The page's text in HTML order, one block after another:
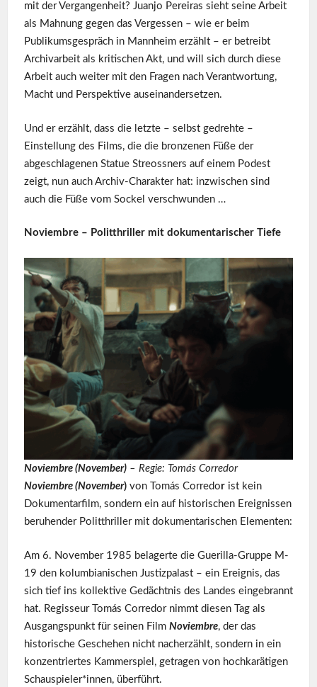
mit der Vergangenheit? Juanjo Pereiras sieht seine Arbeit
als Mahnung gegen das Vergessen – wie er beim
Publikumsgespräch in Mannheim erzählt – er betreibt
Archivarbeit als kritischen Akt, und will sich durch diese
Arbeit auch weiter mit den Fragen nach Verantwortung,
Macht und Perspektive auseinandersetzen.
Und er erzählt, dass die letzte – selbst gedrehte –
Einstellung des Films, die die bronzenen Füße der
abgeschlagenen Statue Streossners auf einem Podest
zeigt, nun auch Archiv-Charakter hat: inzwischen sind
auch die Füße vom Sockel verschwunden …
Noviembre – Politthriller mit dokumentarischer Tiefe
Noviembre (November)– Regie: Tomás Corredor
Noviembre (November)von Tomás Corredorist kein
Dokumentarfilm, sondern ein auf historischen Ereignissen
beruhender Politthriller mit dokumentarischen Elementen:
Am 6. November 1985 belagerte die Guerilla-Gruppe M-
19 den kolumbianischen Justizpalast – ein Ereignis, das
sich tief ins kollektive Gedächtnis des Landes eingebrannt
hat. Regisseur Tomás Corredor nimmt diesen Tag als
Ausgangspunkt für seinen Film Noviembre, der das
historische Geschehen nicht nacherzählt, sondern in ein
konzentriertes Kammerspiel, getragen von hochkarätigen
Schauspieler*innen, überführt.